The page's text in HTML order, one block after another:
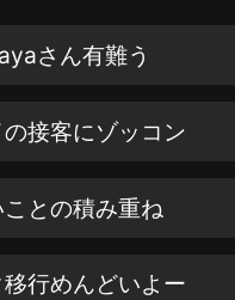
さん有難う
接客にゾッコン
との積み重ね
行めんどいよー